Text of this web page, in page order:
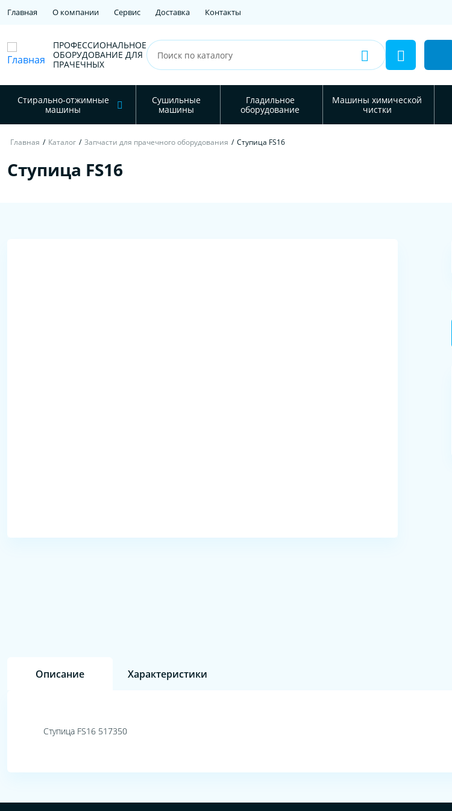
Главная О компании Сервис Доставка Контакты
ПРОФЕССИОНАЛЬНОЕ
ОБОРУДОВАНИЕ ДЛЯ
ПРАЧЕЧНЫХ
Стирально-отжимные
машины
Сушильные
машины
Гладильное
оборудование
Машины химической
чистки
Главная / Каталог / Запчасти для прачечного оборудования / Ступица FS16
Ступица FS16
Описание Характеристики
Ступица FS16 517350